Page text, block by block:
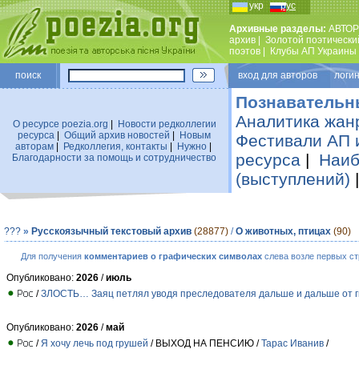
укр рус
Архивные разделы:
архив
Золотой
поэтов
Клубы АП Украины
поиск вход для авторов
О ресурсе poezia.org
Новости редколлегии
ресурса
Общий архив новостей
Новым
авторам| Редколлегия, контакты Нужно|
Благодарности за помощь и сотрудничество
Аналитика
Фестивали АП
ресурса |
(выступлений)
??? » Русскоязычный текстовый архив (28877) /О животных, птицах (90)
Для получения комментариев о графических символахслева возле первых
Опубликовано: 2026 /июль
/ЗЛОСТЬ… Заяц петлял уводя преследователя дальше и дальше от
Опубликовано: 2026 /май
/ Я хочу лечь под грушей / ВЫХОД НА ПЕНСИЮ /Тарас Иванив /